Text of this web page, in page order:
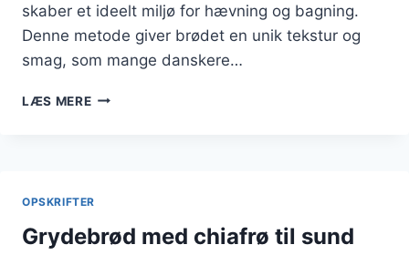
skaber et ideelt miljø for hævning og bagning.
Denne metode giver brødet en unik tekstur og
smag, som mange danskere…
LÆS MEREGRYDEBRØD
OPSKRIFTER
Grydebrød med chiafrø til sund